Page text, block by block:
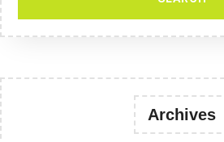
Archives